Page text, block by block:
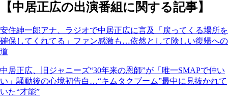
【中居正広の出演番組に関する記事】
安住紳一郎アナ、ラジオで中居正広に言及「戻ってくる場所を
確保してくれてる」ファン感激も…依然として険しい復帰への
道
中居正広、旧ジャニーズ“30年来の恩師”が「唯一SMAPで仲い
い」騒動後の心境初告白…“キムタクブーム”最中に見抜かれて
いた“才能”